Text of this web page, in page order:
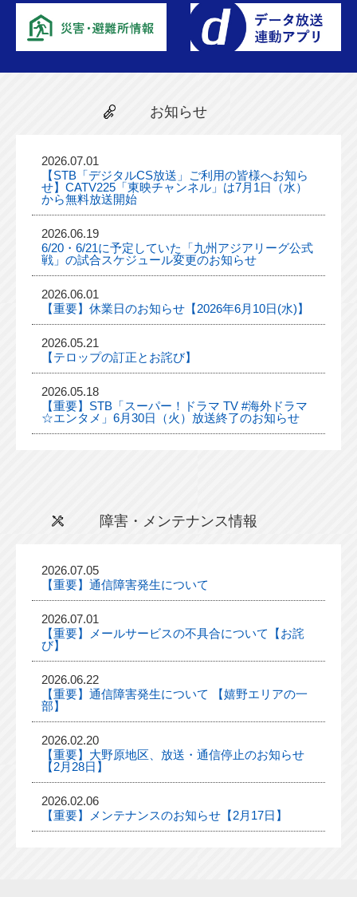
お知らせ
2026.07.01
【STB「デジタルCS放送」ご利用の皆様へお知ら
せ】CATV225「東映チャンネル」は7月1日（水）
から無料放送開始
2026.06.19
6/20・6/21に予定していた「九州アジアリーグ公式
戦」の試合スケジュール変更のお知らせ
2026.06.01
【重要】休業日のお知らせ【2026年6月10日(水)】
2026.05.21
【テロップの訂正とお詫び】
2026.05.18
【重要】STB「スーパー！ドラマ TV #海外ドラマ
☆エンタメ」6月30日（火）放送終了のお知らせ
障害・メンテナンス情報
2026.07.05
【重要】通信障害発生について
2026.07.01
【重要】メールサービスの不具合について【お詫
び】
2026.06.22
【重要】通信障害発生について 【嬉野エリアの一
部】
2026.02.20
【重要】大野原地区、放送・通信停止のお知らせ
【2月28日】
2026.02.06
【重要】メンテナンスのお知らせ【2月17日】